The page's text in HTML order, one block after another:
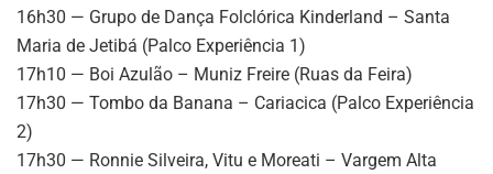
16h30 — Grupo de Dança Folclórica Kinderland – Santa
Maria de Jetibá (Palco Experiência 1)
17h10 — Boi Azulão – Muniz Freire (Ruas da Feira)
17h30 — Tombo da Banana – Cariacica (Palco Experiência
2)
17h30 — Ronnie Silveira, Vitu e Moreati – Vargem Alta